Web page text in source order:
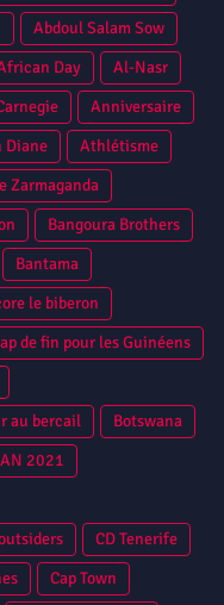
Abdoul Salam Sow
Day
Al-Nasr
Anniversaire
Diane
Athlétisme
Zarmaganda
Bangoura Brothers
Bantama
le biberon
de fin pour les Guinéens
au bercail
Botswana
2021
CD Tenerife
Cap Town